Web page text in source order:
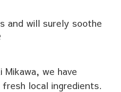
and will surely soothe
we have
local ingredients.